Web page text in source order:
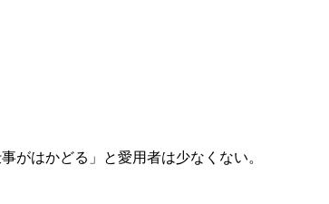
がはかどる」と愛用者は少なくない。